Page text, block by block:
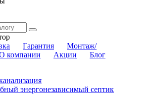
Гарантия
Монтаж/
компании Акции
Блог
энергонезависимый септик